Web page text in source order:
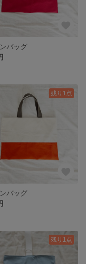
バッグ
残り1点
バッグ
残り1点